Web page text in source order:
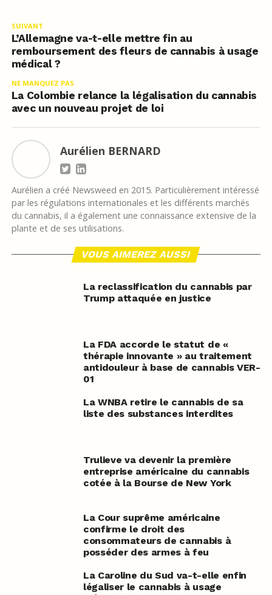
SUIVANT
L’Allemagne va-t-elle mettre fin au
remboursement des fleurs de cannabis à usage
médical ?
NE MANQUEZ PAS
La Colombie relance la légalisation du cannabis
avec un nouveau projet de loi
Aurélien BERNARD
Aurélien a créé Newsweed en 2015. Particulièrement intéressé
par les régulations internationales et les différents marchés
du cannabis, il a également une connaissance extensive de la
plante et de ses utilisations.
VOUS AIMEREZ AUSSI
La reclassification du cannabis par
Trump attaquée en justice
La FDA accorde le statut de «
thérapie innovante » au traitement
antidouleur à base de cannabis VER-
01
La WNBA retire le cannabis de sa
liste des substances interdites
Trulieve va devenir la première
entreprise américaine du cannabis
cotée à la Bourse de New York
La Cour suprême américaine
confirme le droit des
consommateurs de cannabis à
posséder des armes à feu
La Caroline du Sud va-t-elle enfin
légaliser le cannabis à usage